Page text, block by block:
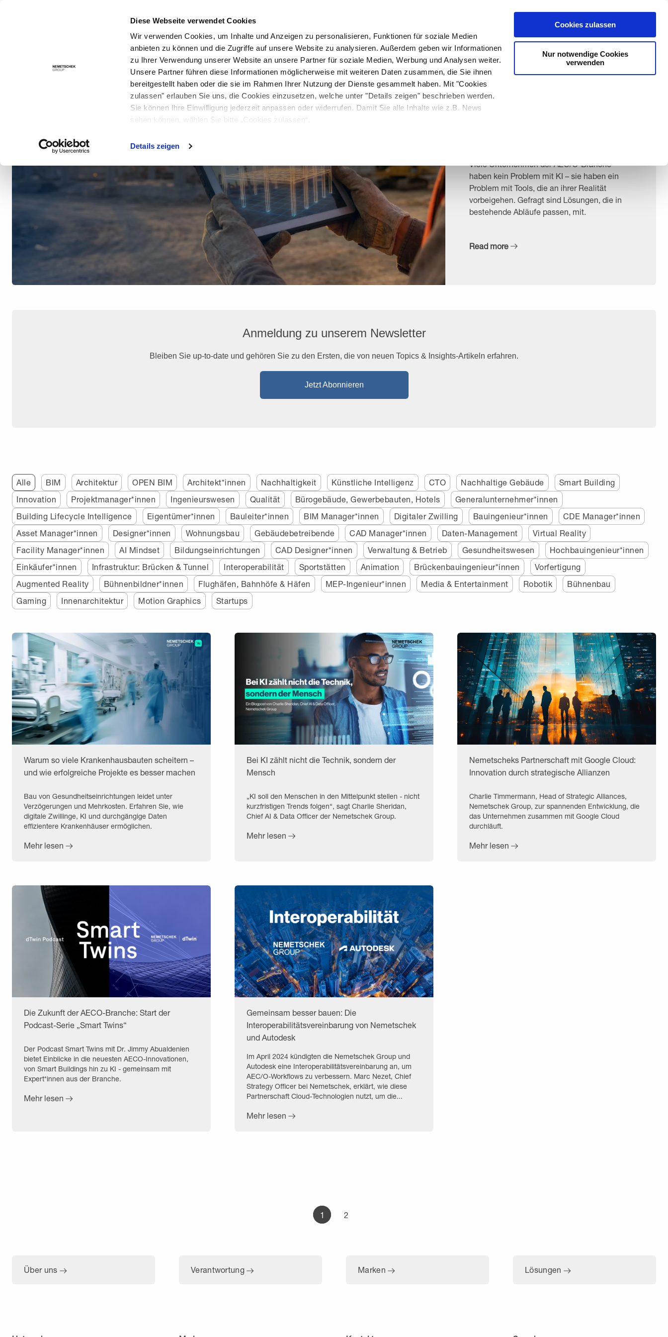
Diese Webseite verwendet Cookies
Wir verwenden Cookies, um Inhalte und Anzeigen zu personalisieren, Funktionen für soziale Medien
anbieten zu können und die Zugriffe auf unsere Website zu analysieren. Außerdem geben wir Informationen
zu Ihrer Verwendung unserer Website an unsere Partner für soziale Medien, Werbung und Analysen weiter.
Unsere Partner führen diese Informationen möglicherweise mit weiteren Daten zusammen, die Sie ihnen
bereitgestellt haben oder die sie im Rahmen Ihrer Nutzung der Dienste gesammelt haben. Mit "Cookies
zulassen" erlauben Sie uns, die Cookies einzusetzen, welche unter "Details zeigen" beschrieben werden.
Sie können Ihre Einwilligung jederzeit anpassen oder widerrufen. Damit Sie alle Inhalte wie z.B. News
sehen können, wählen Sie bitte „Cookies zulassen“.
Details zeigen
Cookies zulassen
Nur notwendige Cookies
verwenden
Lösungen Unternehmen
Wenn KI zum
Workflow passt – und
nicht umgekehrt
Viele Unternehmen der AEC/O-Branche
haben kein Problem mit KI – sie haben ein
Problem mit Tools, die an ihrer Realität
vorbeigehen. Gefragt sind Lösungen, die in
bestehende Abläufe passen, mit.
Read more
Anmeldung zu unserem Newsletter
Bleiben Sie up-to-date und gehören Sie zu den Ersten, die von neuen Topics & Insights-Artikeln erfahren.
Jetzt Abonnieren
Alle BIM Architektur OPEN BIM Architekt*innen Nachhaltigkeit Künstliche Intelligenz CTO Nachhaltige Gebäude
Smart Building
Innovation
Projektmanager*innen Ingenieurswesen Qualität Bürogebäude, Gewerbebauten, Hotels
Generalunternehmer*innen
Building Lifecycle Intelligence
Eigentümer*innen Bauleiter*innen BIM Manager*innen Digitaler Zwilling Bauingenieur*innen
CDE Manager*innen
Asset Manager*innen
Designer*innen Wohnungsbau Gebäudebetreibende CAD Manager*innen Daten-Management
Virtual Reality
Facility Manager*innen
AI Mindset Bildungseinrichtungen CAD Designer*innen Verwaltung & Betrieb Gesundheitswesen
Hochbauingenieur*innen
Einkäufer*innen
Infrastruktur: Brücken & Tunnel Interoperabilität Sportstätten Animation Brückenbauingenieur*innen
Vorfertigung
Augmented Reality
Bühnenbildner*innen Flughäfen, Bahnhöfe & Häfen MEP-Ingenieur*innen Media & Entertainment Robotik
Bühnenbau
Gaming
Innenarchitektur Motion Graphics Startups
Warum so viele Krankenhausbauten scheitern –
und wie erfolgreiche Projekte es besser machen
Bau von Gesundheitseinrichtungen leidet unter
Verzögerungen und Mehrkosten. Erfahren Sie, wie
digitale Zwillinge, KI und durchgängige Daten
effizientere Krankenhäuser ermöglichen.
Mehr lesen
Bei KI zählt nicht die Technik, sondern der
Mensch
„KI soll den Menschen in den Mittelpunkt stellen - nicht
kurzfristigen Trends folgen“, sagt Charlie Sheridan,
Chief AI & Data Officer der Nemetschek Group.
Mehr lesen
Nemetscheks Partnerschaft mit Google Cloud:
Innovation durch strategische Allianzen
Charlie Timmermann, Head of Strategic Alliances,
Nemetschek Group, zur spannenden Entwicklung, die
das Unternehmen zusammen mit Google Cloud
durchläuft.
Mehr lesen
Die Zukunft der AECO-Branche: Start der
Podcast-Serie „Smart Twins“
Der Podcast Smart Twins mit Dr. Jimmy Abualdenien
bietet Einblicke in die neuesten AECO-Innovationen,
von Smart Buildings hin zu KI - gemeinsam mit
Expert*innen aus der Branche.
Mehr lesen
Gemeinsam besser bauen: Die
Interoperabilitätsvereinbarung von Nemetschek
und Autodesk
Im April 2024 kündigten die Nemetschek Group und
Autodesk eine Interoperabilitätsvereinbarung an, um
AEC/O-Workflows zu verbessern. Marc Nezet, Chief
Strategy Officer bei Nemetschek, erklärt, wie diese
Partnerschaft Cloud-Technologien nutzt, um die...
Mehr lesen
1 2
Über uns Verantwortung Marken Lösungen